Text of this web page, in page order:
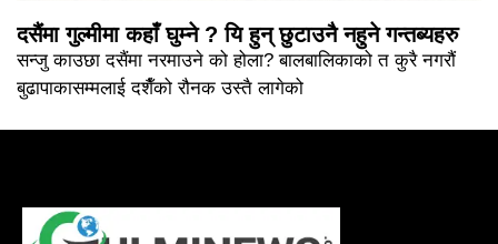
दसैंमा गुल्मीमा कहाँ घुम्ने ? यि हुन् छुटाउनै नहुने गन्तब्यहरु
सन्जु काउछा दसैंमा नरमाउने को होला? बालबालिकाको त कुरै नगरौं
बुढापाकासम्मलाई दशैँको रौनक उस्तै लागेको